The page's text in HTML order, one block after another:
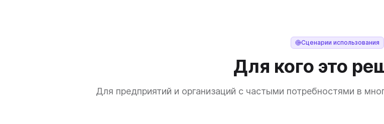
Сценарии использования
Для кого это
Для предприятий и организаций с частыми потребностями в